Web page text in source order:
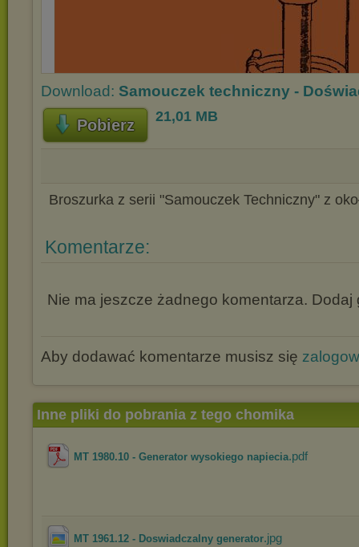
Download: Samouczek techniczny -
Pobierz 21,01 MB
Broszurka z serii "Samouczek Techniczny" z
Komentarze:
Nie ma jeszcze żadnego komentarza. Dodaj
Aby dodawać komentarze musisz się
Inne pliki do pobrania z tego chomika
MT 1980.10 - Generator wysokiego napiecia.pdf
MT 1961.12 - Doswiadczalny generator.jpg